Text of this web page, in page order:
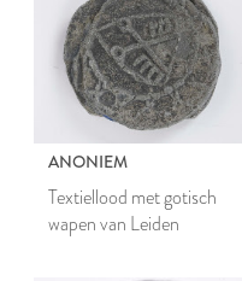
ANONIEM
Textiellood met gotisch
wapen van Leiden